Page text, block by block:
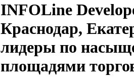
INFOLine
Краснодар,
лидеры по
площадями